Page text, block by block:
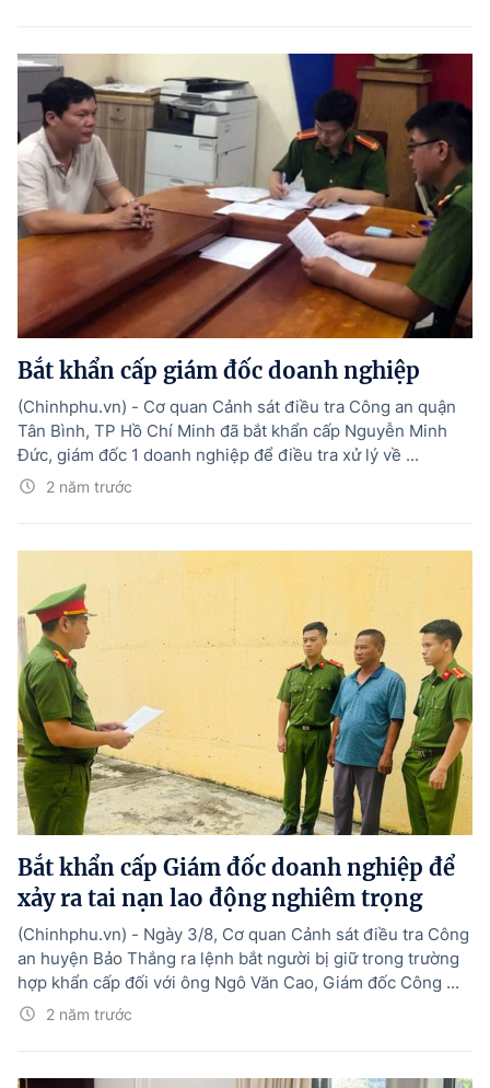
Bắt khẩn cấp giám đốc doanh nghiệp
2 năm trước
(Chinhphu.vn) - Cơ quan Cảnh sát điều tra Công an quận
Tân Bình, TP Hồ Chí Minh đã bắt khẩn cấp Nguyễn Minh
Đức, giám đốc 1 doanh nghiệp để điều tra xử lý về ...
Bắt khẩn cấp Giám đốc doanh nghiệp để
xảy ra tai nạn lao động nghiêm trọng
2 năm trước
(Chinhphu.vn) - Ngày 3/8, Cơ quan Cảnh sát điều tra Công
an huyện Bảo Thắng ra lệnh bắt người bị giữ trong trường
hợp khẩn cấp đối với ông Ngô Văn Cao, Giám đốc Công ...